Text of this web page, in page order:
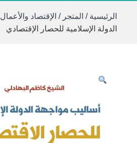
الرئيسية / المتجر / الإقتصاد والأعمال
الدولة الإسلامية للحصار الإقتصادي